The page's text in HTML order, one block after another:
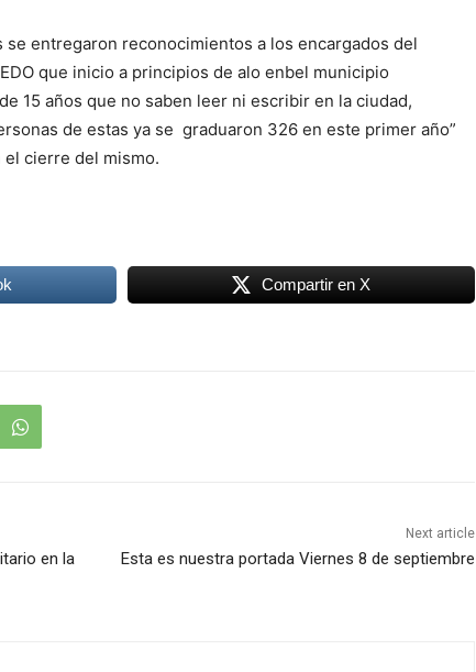
se entregaron reconocimientos a los encargados del
que inicio a principios de alo enbel municipio
15 años que no saben leer ni escribir en la ciudad,
de estas ya se graduaron 326 en este primer año”
cierre del mismo.
Compartir en X
en la
Next article
Esta es nuestra portada Viernes 8 de septiembre